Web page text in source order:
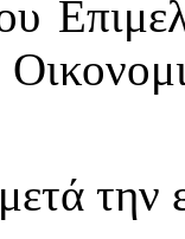
την